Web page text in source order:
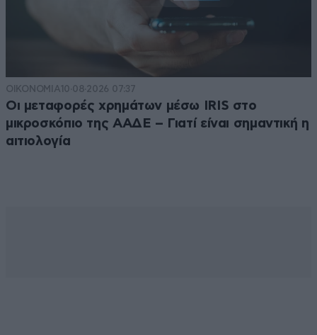
ΟΙΚΟΝΟΜΙΑ10·08·2026 07:37
Οι μεταφορές χρημάτων μέσω IRIS στο
μικροσκόπιο της ΑΑΔΕ – Γιατί είναι σημαντική η
αιτιολογία